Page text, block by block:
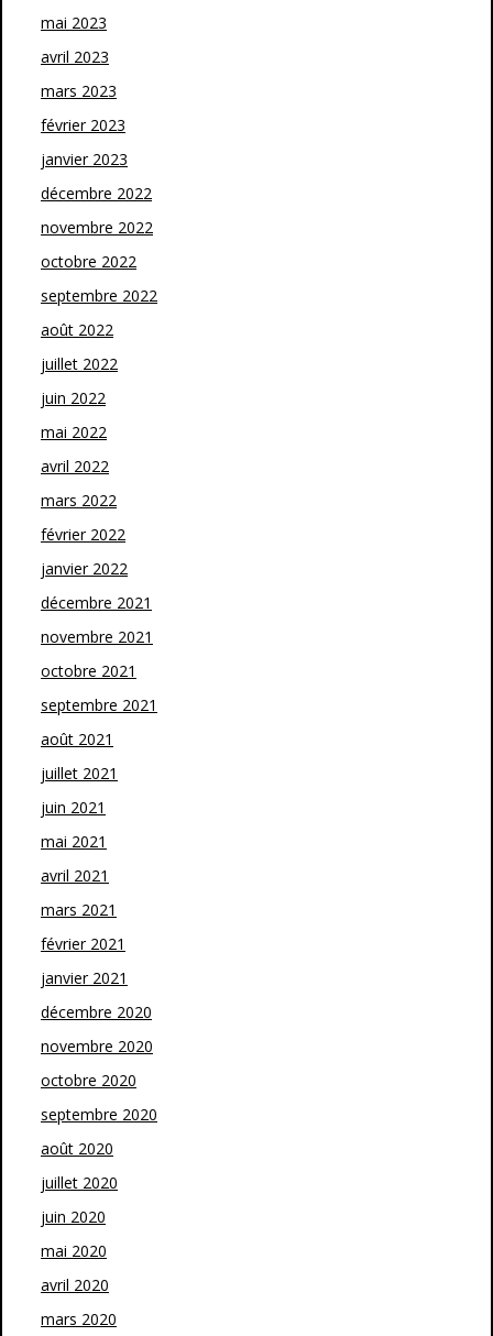
mai 2023
avril 2023
mars 2023
février 2023
janvier 2023
décembre 2022
novembre 2022
octobre 2022
septembre 2022
août 2022
juillet 2022
juin 2022
mai 2022
avril 2022
mars 2022
février 2022
janvier 2022
décembre 2021
novembre 2021
octobre 2021
septembre 2021
août 2021
juillet 2021
juin 2021
mai 2021
avril 2021
mars 2021
février 2021
janvier 2021
décembre 2020
novembre 2020
octobre 2020
septembre 2020
août 2020
juillet 2020
juin 2020
mai 2020
avril 2020
mars 2020